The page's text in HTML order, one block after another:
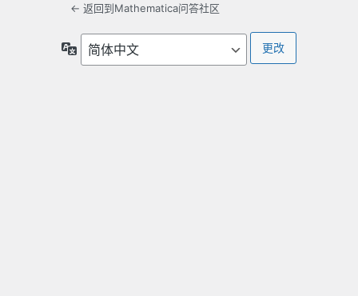
← 返回到Mathematica问答社区
言